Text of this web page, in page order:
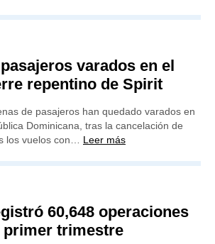
varados en el
repentino de Spirit
de pasajeros han quedado varados en
Dominicana, tras la cancelación de
los vuelos con… Leer más
60,648 operaciones
primer trimestre